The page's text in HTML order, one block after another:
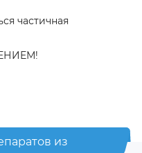
частичная
из